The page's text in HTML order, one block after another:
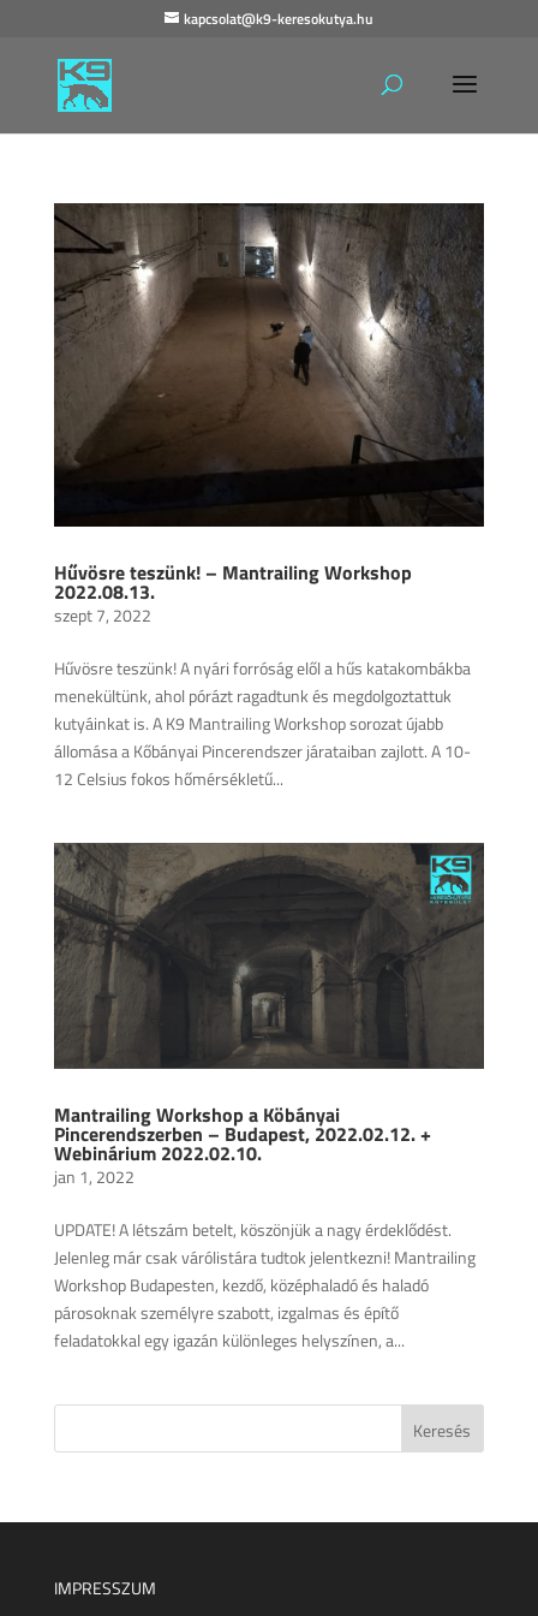
kapcsolat@k9-keresokutya.hu
Hűvösre teszünk! – Mantrailing Workshop
2022.08.13.
szept 7, 2022
Hűvösre teszünk! A nyári forróság elől a hűs katakombákba
menekültünk, ahol pórázt ragadtunk és megdolgoztattuk
kutyáinkat is. A K9 Mantrailing Workshop sorozat újabb
állomása a Kőbányai Pincerendszer járataiban zajlott. A 10-
12 Celsius fokos hőmérsékletű...
Mantrailing Workshop a Köbányai
Pincerendszerben – Budapest, 2022.02.12. +
Webinárium 2022.02.10.
jan 1, 2022
UPDATE! A létszám betelt, köszönjük a nagy érdeklődést.
Jelenleg már csak várólistára tudtok jelentkezni! Mantrailing
Workshop Budapesten, kezdő, középhaladó és haladó
párosoknak személyre szabott, izgalmas és építő
feladatokkal egy igazán különleges helyszínen, a...
IMPRESSZUM